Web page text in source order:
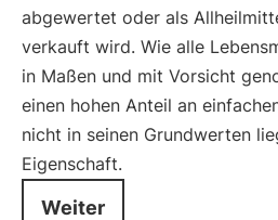
abgewertet oder als
verkauft wird. Wie alle
in Maßen und mit Vorsicht
einen hohen Anteil an
nicht in seinen Grundwerten
Eigenschaft.
Weiter